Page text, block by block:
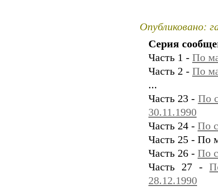
Опубликовано:
Серия
Часть 1 - По
Часть 2 - По
...
Часть 23 - По
30.11.1990
Часть 24 - По
Часть 25 - По
Часть 26 - По
Часть 27 -
28.12.1990